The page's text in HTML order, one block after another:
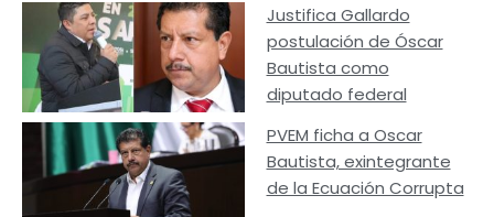
Justifica Gallardo
postulación de Óscar
Bautista como
diputado federal
PVEM ficha a Oscar
Bautista, exintegrante
de la Ecuación Corrupta